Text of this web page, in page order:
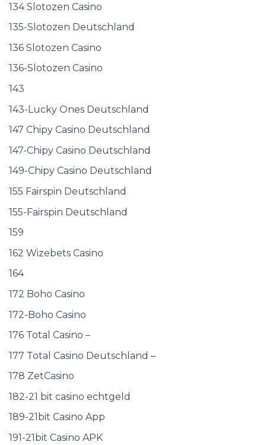
134 Slotozen Casino
135-Slotozen Deutschland
136 Slotozen Casino
136-Slotozen Casino
143
143-Lucky Ones Deutschland
147 Chipy Casino Deutschland
147-Chipy Casino Deutschland
149-Chipy Casino Deutschland
155 Fairspin Deutschland
155-Fairspin Deutschland
159
162 Wizebets Casino
164
172 Boho Casino
172-Boho Casino
176 Total Casino –
177 Total Casino Deutschland –
178 ZetCasino
182-21 bit casino echtgeld
189-21bit Casino App
191-21bit Casino APK